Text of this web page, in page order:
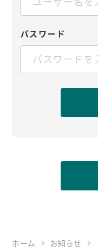
パスワード
ホーム
お知らせ